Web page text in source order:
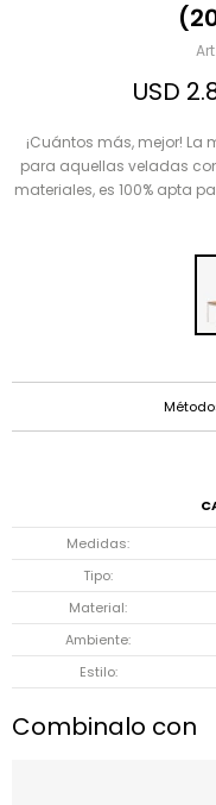
USD
¡Cuántos más, mejor! La
para aquellas veladas
materiales, es 100% apta
Medidas
Tipo
Material
Ambiente
Estilo
Combinalo con